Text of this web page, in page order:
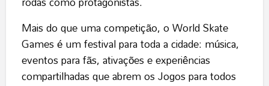
Mais do que uma competição, o World Skate
Games é um festival para toda a cidade: música,
eventos para fãs, ativações e experiências
compartilhadas que abrem os Jogos para todos